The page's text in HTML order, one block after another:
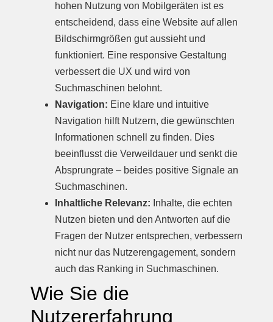
hohen Nutzung von Mobilgeräten ist es
entscheidend, dass eine Website auf allen
Bildschirmgrößen gut aussieht und
funktioniert. Eine responsive Gestaltung
verbessert die UX und wird von
Suchmaschinen belohnt.
Navigation: Eine klare und intuitive
Navigation hilft Nutzern, die gewünschten
Informationen schnell zu finden. Dies
beeinflusst die Verweildauer und senkt die
Absprungrate – beides positive Signale an
Suchmaschinen.
Inhaltliche Relevanz: Inhalte, die echten
Nutzen bieten und den Antworten auf die
Fragen der Nutzer entsprechen, verbessern
nicht nur das Nutzerengagement, sondern
auch das Ranking in Suchmaschinen.
Wie Sie die
Nutzererfahrung